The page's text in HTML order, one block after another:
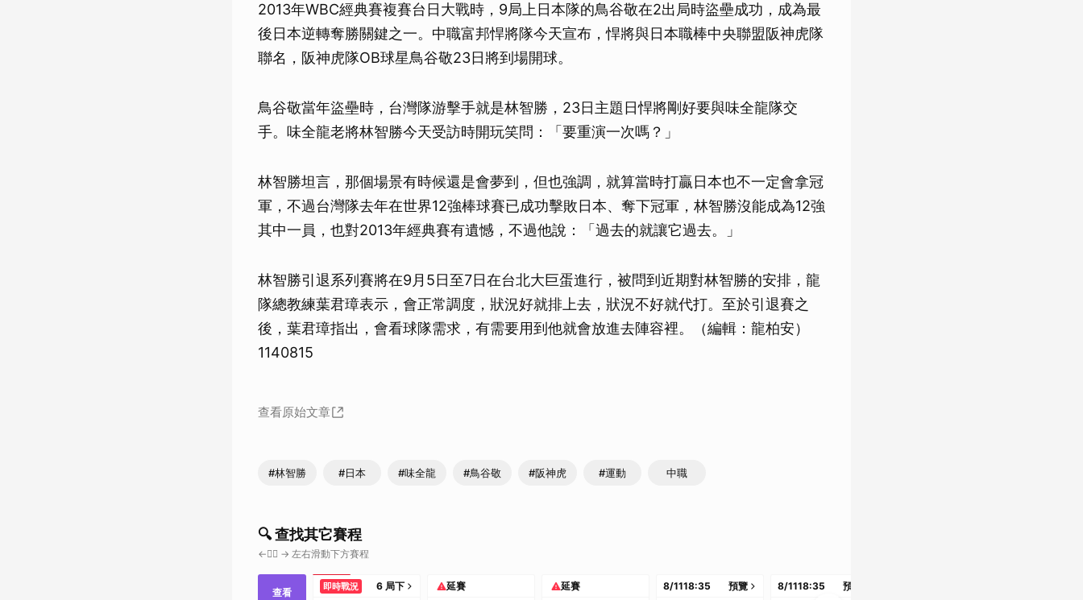
2013年WBC經典賽複賽台日大戰時，9局上日本隊的鳥谷敬在2出局時盜壘成功，成為最
後日本逆轉奪勝關鍵之一。中職富邦悍將隊今天宣布，悍將與日本職棒中央聯盟阪神虎隊
聯名，阪神虎隊OB球星鳥谷敬23日將到場開球。
鳥谷敬當年盜壘時，台灣隊游擊手就是林智勝，23日主題日悍將剛好要與味全龍隊交
手。味全龍老將林智勝今天受訪時開玩笑問：「要重演一次嗎？」
林智勝坦言，那個場景有時候還是會夢到，但也強調，就算當時打贏日本也不一定會拿冠
軍，不過台灣隊去年在世界12強棒球賽已成功擊敗日本、奪下冠軍，林智勝沒能成為12強
其中一員，也對2013年經典賽有遺憾，不過他說：「過去的就讓它過去。」
林智勝引退系列賽將在9月5日至7日在台北大巨蛋進行，被問到近期對林智勝的安排，龍
隊總教練葉君璋表示，會正常調度，狀況好就排上去，狀況不好就代打。至於引退賽之
後，葉君璋指出，會看球隊需求，有需要用到他就會放進去陣容裡。（編輯：龍柏安）
1140815
查看原始文章
#林智勝 #日本 #味全龍 #鳥谷敬 #阪神虎 #運動 中職
🔍 查找其它賽程
←👇🏼 → 左右滑動下方賽程
查看
即時戰況 6 局下 延賽 延賽 8/1118:35 預覽 8/1118:35 預覽